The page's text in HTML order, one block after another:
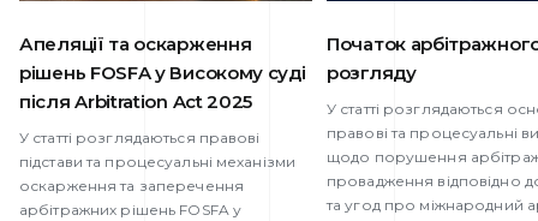
Апеляції та оскарження
рішень FOSFA у Високому суді
після Arbitration Act 2025
У статті розглядаються правові
підстави та процесуальні механізми
оскарження та заперечення
арбітражних рішень FOSFA у
Початок
розгляду
У статті розглядаються
правові та процесуальні
щодо порушення
провадження відповідно
та угод про міжнародний